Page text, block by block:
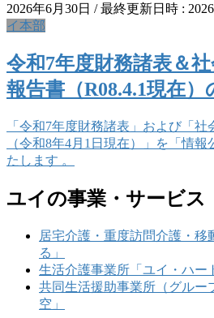
2026年6月30日 / 最終更新日時 :
イ本部
令和7年度財務諸表＆
報告書（R08.4.1現在）
「令和7年度財務諸表」および「
（令和8年4月1日現在）」を「情
たします 。
ユイの事業・サービス
居宅介護・重度訪問介護・移
る」
生活介護事業所「ユイ・ハー
共同生活援助事業所（グルー
空」